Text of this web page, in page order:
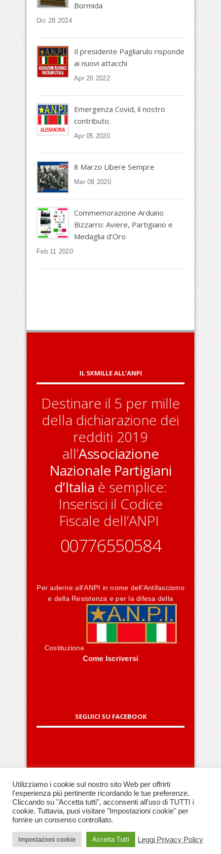
Bormida
Dic 28 2024
Il presidente Pagliarulo risponde
ai nuovi attacchi
Apr 20 2022
Emergenza Covid, il nostro
contributo.
Apr 05 2020
8 Marzo Libere Sempre
Mar 08 2020
Commemorazione Arduino
Bizzarro: Aviere, Partigiano e
Medaglia d’Oro
Feb 11 2020
IL 5XMILLE ALL’ANPI
Destinare il 5 per mille
della dichiarazione dei
redditi 2019
all’Associazione
Nazionale Partigiani
d’Italia è semplice:
Inserisci il Codice
Fiscale dell’ANPI
00776550584
Per aderire all'ANPI in nome dell'Antifascismo
e della Resistenza e per la difesa della
Costituzione
Come Iscriversi
SEGUICI SU FACEBOOK
Copyright © 2016 ANPI Alessandria
Web Agency:
Callidus Pro - IT Solutions
Utilizziamo i cookie sul nostro sito Web per offrirti
l'esperienza più pertinente ricordando le tue preferenze.
Cliccando su "Accetta tutti", acconsenti all'uso di TUTTI i
cookie. Tuttavia, puoi visitare "Impostazioni cookie" per
fornire un consenso controllato.
Impostazioni cookie Accetta Tutti Leggi Privacy Policy